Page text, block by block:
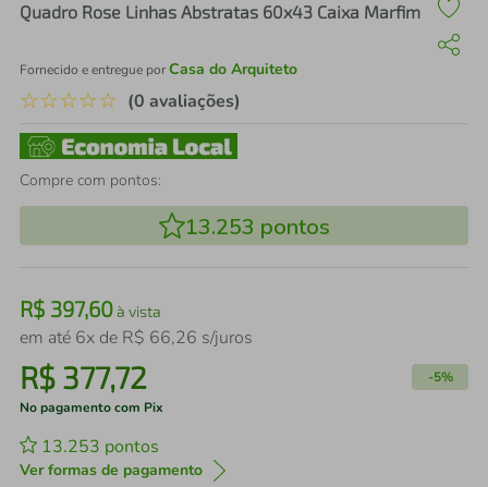
Quadro Rose Linhas Abstratas 60x43 Caixa Marfim
Fornecido e entregue porCasa do Arquiteto
☆☆☆☆☆ (0 avaliações)
Compre com pontos:
13.253 pontos
R$ 397,60à vista
em até 6x de R$ 66,26 s/juros
R$ 377,72 -5%
No pagamento com Pix
13.253 pontos
Ver formas de pagamento